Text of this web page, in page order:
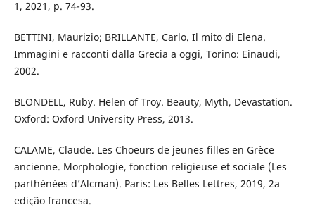
1, 2021, p. 74-93.
BETTINI, Maurizio; BRILLANTE, Carlo. Il mito di Elena.
Immagini e racconti dalla Grecia a oggi, Torino: Einaudi,
2002.
BLONDELL, Ruby. Helen of Troy. Beauty, Myth, Devastation.
Oxford: Oxford University Press, 2013.
CALAME, Claude. Les Choeurs de jeunes filles en Grèce
ancienne. Morphologie, fonction religieuse et sociale (Les
parthénées d’Alcman). Paris: Les Belles Lettres, 2019, 2a
edição francesa.